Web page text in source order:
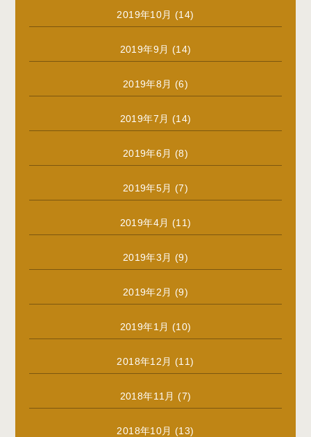
2019年10月 (14)
2019年9月 (14)
2019年8月 (6)
2019年7月 (14)
2019年6月 (8)
2019年5月 (7)
2019年4月 (11)
2019年3月 (9)
2019年2月 (9)
2019年1月 (10)
2018年12月 (11)
2018年11月 (7)
2018年10月 (13)